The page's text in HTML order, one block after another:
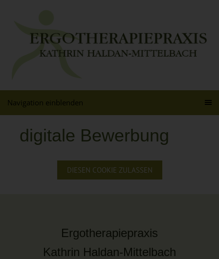
Navigation einblenden
digitale Bewerbung
DIESEN COOKIE ZULASSEN
Ergotherapiepraxis
Kathrin Haldan-Mittelbach